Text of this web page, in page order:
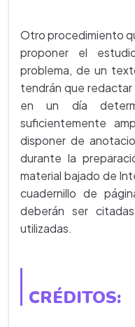
Otro procedimiento
proponer el
problema, de un
tendrán que
en un día
suficientemente
disponer de
durante la
material bajado de
cuadernillo de
deberán ser
utilizadas.
CRÉDITOS: